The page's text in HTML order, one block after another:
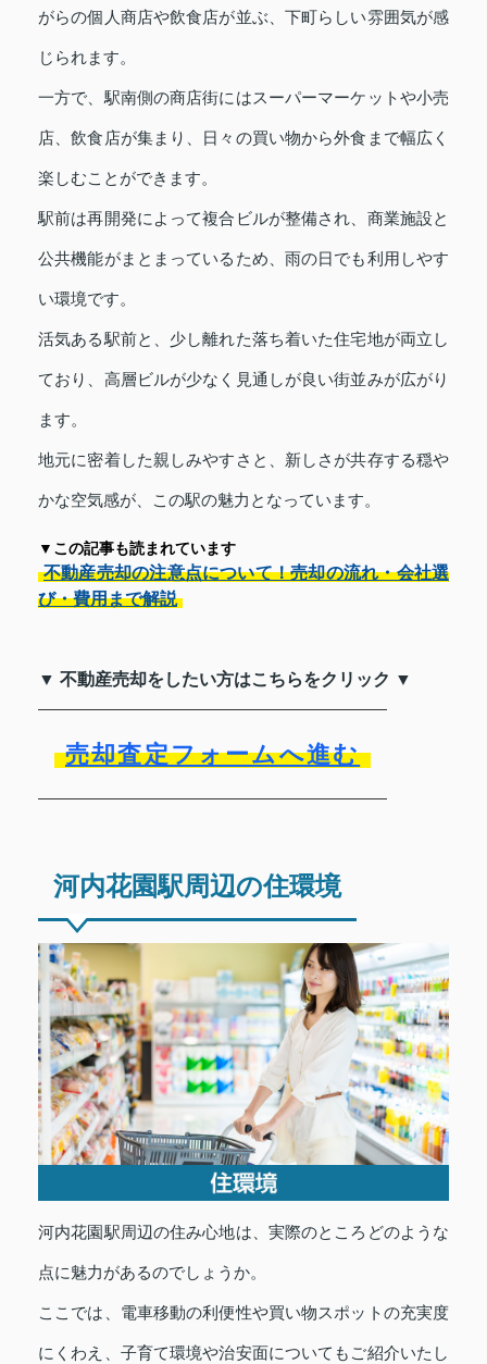
がらの個人商店や飲食店が並ぶ、下町らしい雰囲気が感
じられます。
一方で、駅南側の商店街にはスーパーマーケットや小売
店、飲食店が集まり、日々の買い物から外食まで幅広く
楽しむことができます。
駅前は再開発によって複合ビルが整備され、商業施設と
公共機能がまとまっているため、雨の日でも利用しやす
い環境です。
活気ある駅前と、少し離れた落ち着いた住宅地が両立し
ており、高層ビルが少なく見通しが良い街並みが広がり
ます。
地元に密着した親しみやすさと、新しさが共存する穏や
かな空気感が、この駅の魅力となっています。
▼この記事も読まれています
不動産売却の注意点について！売却の流れ・会社選
び・費用まで解説
▼ 不動産売却をしたい方はこちらをクリック ▼
売却査定フォームへ進む
河内花園駅周辺の住環境
河内花園駅周辺の住み心地は、実際のところどのような
点に魅力があるのでしょうか。
ここでは、電車移動の利便性や買い物スポットの充実度
にくわえ、子育て環境や治安面についてもご紹介いたし